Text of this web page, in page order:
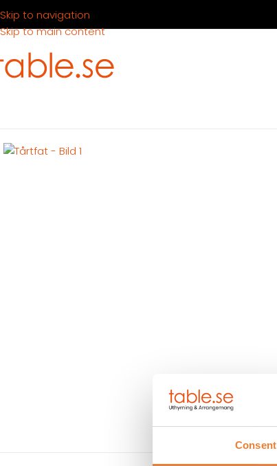
Consent
Skip to navigation
Skip to main content